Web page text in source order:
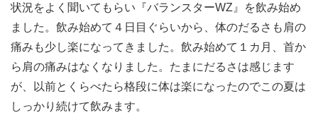
状況をよく聞いてもらい『バランスターWZ』を飲み始め
ました。飲み始めて４日目ぐらいから、体のだるさも肩の
痛みも少し楽になってきました。飲み始めて１カ月、首か
ら肩の痛みはなくなりました。たまにだるさは感じます
が、以前とくらべたら格段に体は楽になったのでこの夏は
しっかり続けて飲みます。